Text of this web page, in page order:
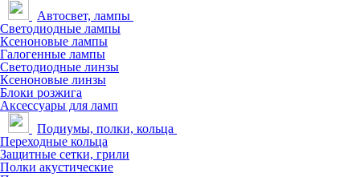
Автосвет, лампы
Светодиодные лампы
Ксеноновые лампы
Галогенные лампы
Светодиодные линзы
Ксеноновые линзы
Блоки розжига
Аксессуары для ламп
Подиумы, полки, кольца
Переходные кольца
Защитные сетки, грили
Полки акустические